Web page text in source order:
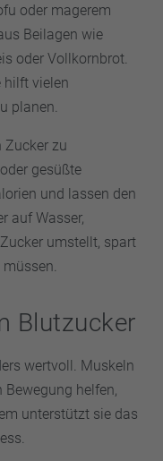
oder magerem
Beilagen wie
oder Vollkornbrot.
hilft vielen
planen.
Zucker zu
gesüßte
und lassen den
auf Wasser,
umstellt, spart
müssen.
Blutzucker
wertvoll. Muskeln
Bewegung helfen,
unterstützt sie das